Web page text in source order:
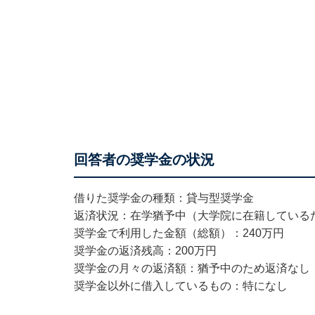
回答者の奨学金の状況
借りた奨学金の種類：貸与型奨学金
返済状況：在学猶予中（大学院に在籍している
奨学金で利用した金額（総額）：240万円
奨学金の返済残高：200万円
奨学金の月々の返済額：猶予中のため返済なし
奨学金以外に借入しているもの：特になし